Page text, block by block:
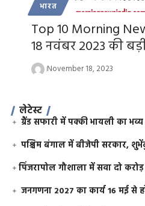
भारत
Top 10 Morning
18 नवंबर 2023 की
November 18, 2023
लेटेस्ट
ग्रैंड सफारी में पक्की भायली का
पश्चिम बंगाल में बीजेपी सरकार,
​पिंजरापोल गौशाला में सवा दो
जनगणना 2027 का कार्य 16 मई से